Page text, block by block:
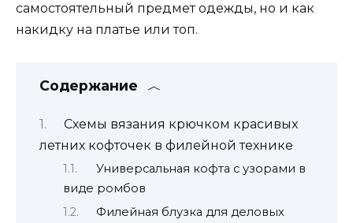
самостоятельный предмет одежды, но и как
накидку на платье или топ.
Содержание
Схемы вязания крючком красивых
летних кофточек в филейной технике
Универсальная кофта с узорами в
виде ромбов
Филейная блузка для деловых